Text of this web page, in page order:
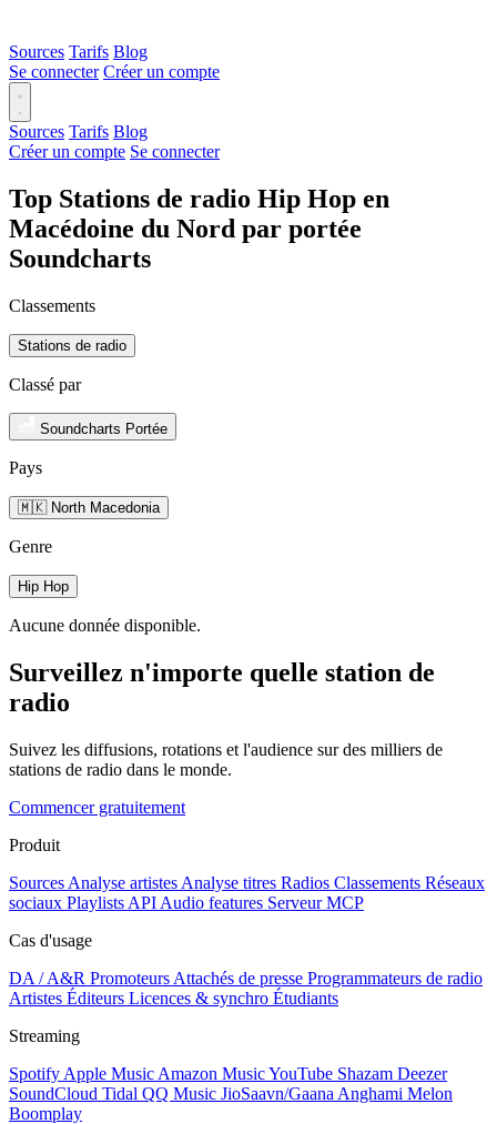
Sources Tarifs Blog
Se connecter Créer un compte
Sources Tarifs Blog
Créer un compte Se connecter
Top Stations de radio Hip Hop en
Macédoine du Nord par portée
Soundcharts
Classements
Stations de radio
Classé par
Soundcharts Portée
Pays
🇲🇰 North Macedonia
Genre
Hip Hop
Aucune donnée disponible.
Surveillez n'importe quelle station de
radio
Suivez les diffusions, rotations et l'audience sur des milliers de
stations de radio dans le monde.
Commencer gratuitement
Produit
Sources Analyse artistes Analyse titres Radios Classements Réseaux
sociaux Playlists API Audio features Serveur MCP
Cas d'usage
DA / A&R Promoteurs Attachés de presse Programmateurs de radio
Artistes Éditeurs Licences & synchro Étudiants
Streaming
Spotify Apple Music Amazon MusicYouTube Shazam Deezer
SoundCloud Tidal QQ Music JioSaavn/Gaana Anghami Melon
Boomplay